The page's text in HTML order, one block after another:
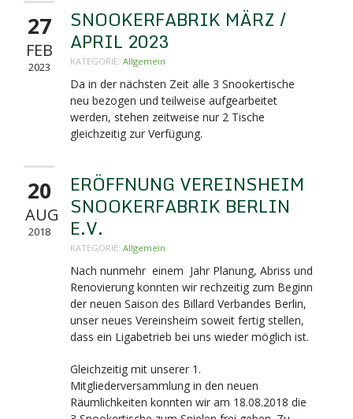
27
FEB
2023
SNOOKERFABRIK MÄRZ /
APRIL 2023
KATEGORIE: Allgemein
Da in der nächsten Zeit alle 3 Snookertische
neu bezogen und teilweise aufgearbeitet
werden, stehen zeitweise nur 2 Tische
gleichzeitig zur Verfügung.
20
AUG
2018
ERÖFFNUNG VEREINSHEIM
SNOOKERFABRIK BERLIN
E.V.
KATEGORIE: Allgemein
Nach nunmehr einem Jahr Planung, Abriss und
Renovierung konnten wir rechzeitig zum Beginn
der neuen Saison des Billard Verbandes Berlin,
unser neues Vereinsheim soweit fertig stellen,
dass ein Ligabetrieb bei uns wieder möglich ist.
Gleichzeitig mit unserer 1.
Mitgliederversammlung in den neuen
Räumlichkeiten konnten wir am 18.08.2018 die